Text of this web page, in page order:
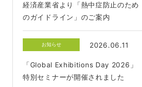
経済産業省より「熱中症防止のため
のガイドライン」のご案内
お知らせ 2026.06.11
「Global Exhibitions Day 2026」
特別セミナーが開催されました